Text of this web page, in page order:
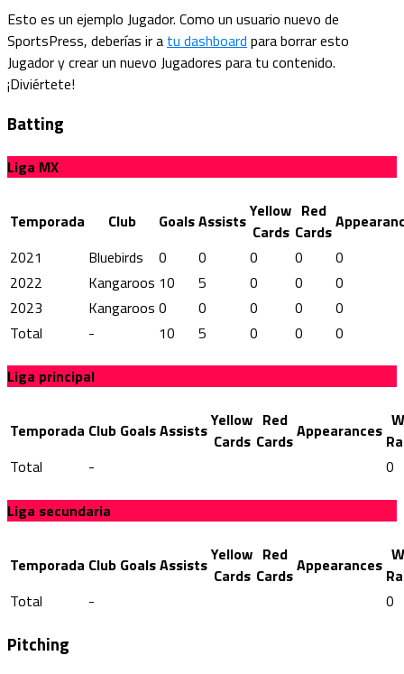
Esto es un ejemplo Jugador. Como un usuario nuevo de
SportsPress, deberías ir a tu dashboard para borrar esto
Jugador y crear un nuevo Jugadores para tu contenido.
¡Diviértete!
Batting
Liga MX
Temporada Club GoalsAssistsYellow
Cards
Red
Cards
2021
Bluebirds 0 0 0 0
0
2022
Kangaroos 10 5 0 0
0
2023
Kangaroos 0 0 0 0
0
Total
- 10 5 0 0 0
Liga principal
Temporada Club GoalsAssistsYellow
Cards
Red
CardsAppearances
Total
- 0
Liga secundaria
Temporada Club GoalsAssistsYellow
Cards
Red
CardsAppearances
Total
- 0
Pitching